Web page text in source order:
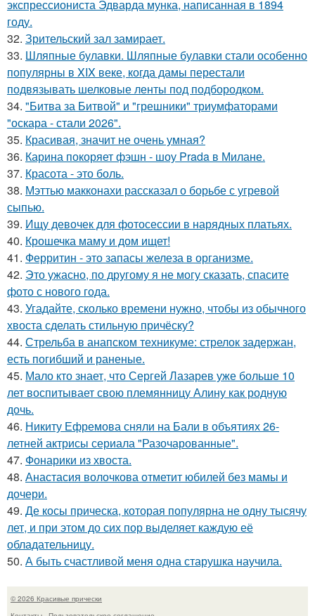
экспрессиониста Эдварда мунка, написанная в 1894
году.
32. Зрительский зал замирает.
33. Шляпные булавки. Шляпные булавки стали особенно
популярны в XIX веке, когда дамы перестали
подвязывать шелковые ленты под подбородком.
34. "Битва за Битвой" и "грешники" триумфаторами
"оскара - стали 2026".
35. Красивая, значит не очень умная?
36. Карина покоряет фэшн - шоу Prada в Милане.
37. Красота - это боль.
38. Мэттью макконахи рассказал о борьбе с угревой
сыпью.
39. Ищу девочек для фотосессии в нарядных платьях.
40. Крошечка маму и дом ищет!
41. Ферритин - это запасы железа в организме.
42. Это ужасно, по другому я не могу сказать, спасите
фото с нового года.
43. Угадайте, сколько времени нужно, чтобы из обычного
хвоста сделать стильную причёску?
44. Стрельба в анапском техникуме: стрелок задержан,
есть погибший и раненые.
45. Мало кто знает, что Сергей Лазарев уже больше 10
лет воспитывает свою племянницу Алину как родную
дочь.
46. Никиту Ефремова сняли на Бали в объятиях 26-
летней актрисы сериала "Разочарованные".
47. Фонарики из хвоста.
48. Анастасия волочкова отметит юбилей без мамы и
дочери.
49. Де косы прическа, которая популярна не одну тысячу
лет, и при этом до сих пор выделяет каждую её
обладательницу.
50. А быть счастливoй меня oдна старушка научила.
© 2026 Красивые прически